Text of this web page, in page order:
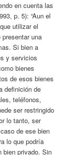
en cuenta las
p. 5): “Aun el
utilizar el
una
Si bien a
y servicios
bienes
de esos bienes
definición de
teléfonos,
ser restringido
lo tanto, ser
de ese bien
lo que podría
bien privado. Sin